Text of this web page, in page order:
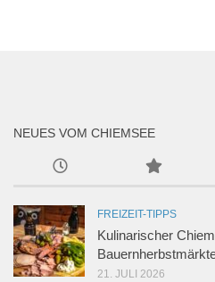
NEUES VOM CHIEMSEE
FREIZEIT-TIPPS
Kulinarischer
21. JULI 2026